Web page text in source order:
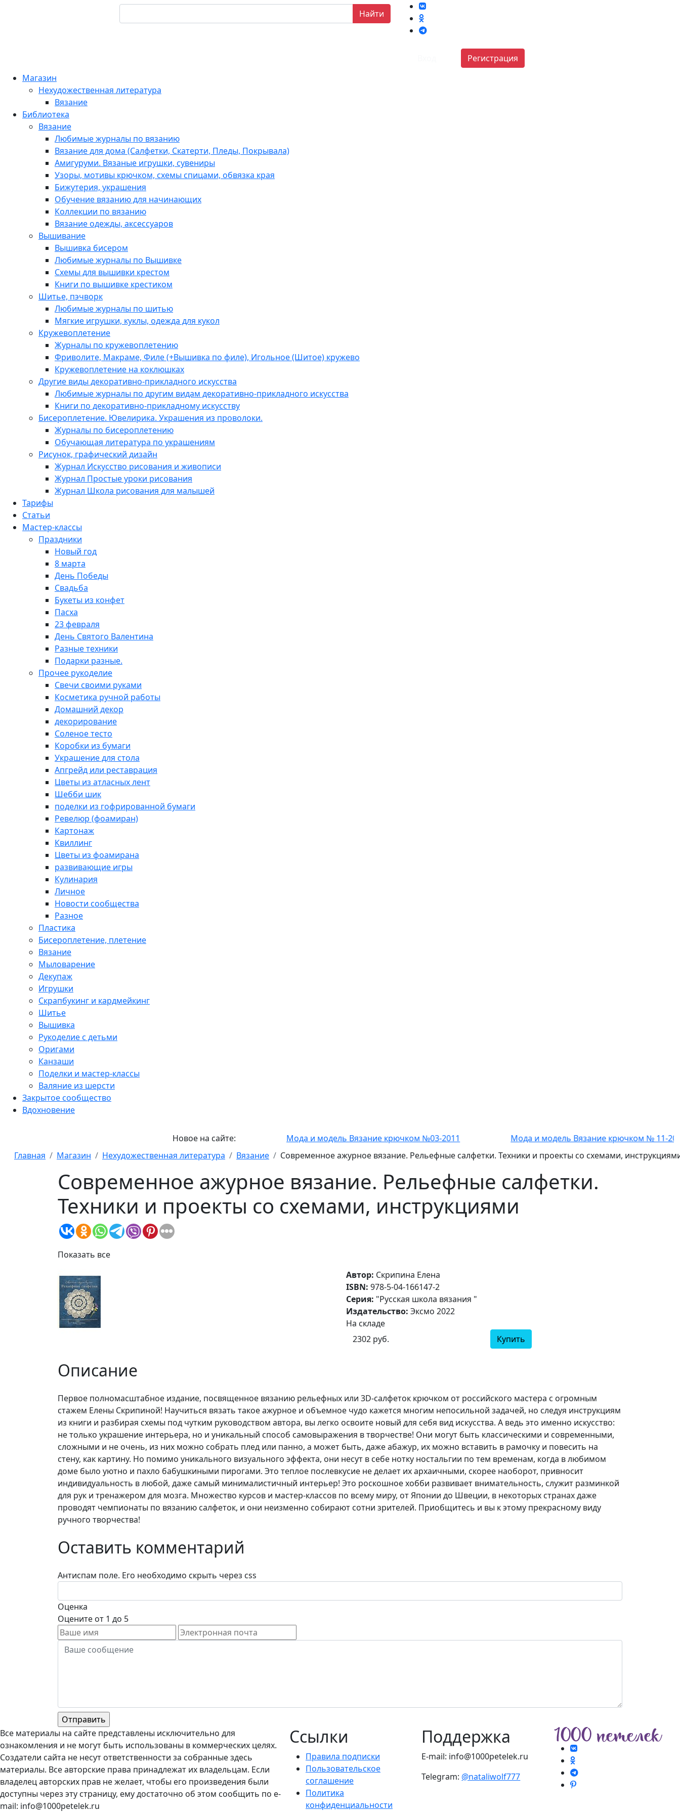
Найти
Регистрация
Магазин
Нехудожественная литература
Вязание
Библиотека
Вязание
Любимые журналы по вязанию
Вязание для дома (Салфетки, Скатерти, Пледы, Покрывала)
Амигуруми. Вязаные игрушки, сувениры
Узоры, мотивы крючком, схемы спицами, обвязка края
Бижутерия, украшения
Обучение вязанию для начинающих
Коллекции по вязанию
Вязание одежды, аксессуаров
Вышивание
Вышивка бисером
Любимые журналы по Вышивке
Схемы для вышивки крестом
Книги по вышивке крестиком
Шитье, пэчворк
Любимые журналы по шитью
Мягкие игрушки, куклы, одежда для кукол
Кружевоплетение
Журналы по кружевоплетению
Фриволите, Макраме, Филе (+Вышивка по филе), Игольное (Шитое) кружево
Кружевоплетение на коклюшках
Другие виды декоративно-прикладного искусства
Любимые журналы по другим видам декоративно-прикладного искусства
Книги по декоративно-прикладному искусству
Бисероплетение. Ювелирика. Украшения из проволоки.
Журналы по бисероплетению
Обучающая литература по украшениям
Рисунок, графический дизайн
Журнал Искусство рисования и живописи
Журнал Простые уроки рисования
Журнал Школа рисования для малышей
Тарифы
Статьи
Мастер-классы
Праздники
Новый год
8 марта
День Победы
Свадьба
Букеты из конфет
Пасха
23 февраля
День Святого Валентина
Разные техники
Подарки разные.
Прочее рукоделие
Свечи своими руками
Косметика ручной работы
Домашний декор
декорирование
Соленое тесто
Коробки из бумаги
Украшение для стола
Апгрейд или реставрация
Цветы из атласных лент
Шебби шик
поделки из гофрированной бумаги
Ревелюр (фоамиран)
Картонаж
Квиллинг
Цветы из фоамирана
развивающие игры
Кулинария
Личное
Новости сообщества
Разное
Пластика
Бисероплетение, плетение
Вязание
Мыловарение
Декупаж
Игрушки
Скрапбукинг и кардмейкинг
Шитье
Вышивка
Рукоделие с детьми
Оригами
Канзаши
Поделки и мастер-классы
Валяние из шерсти
Закрытое сообщество
Вдохновение
Новое на сайте: Мода и модель Вязание крючком №03-2011
Мода и модель Вязание крючком № 11-2011
Главная
Магазин Нехудожественная литература Вязание Современное ажурное вязание. Рельефные салфетки. Техники и проекты со схемами,
Современное ажурное вязание. Рельефные салфетки.
Техники и проекты со схемами, инструкциями
Показать все
Автор: Скрипина Елена
ISBN: 978-5-04-166147-2
Серия: "Русская школа вязания "
Издательство: Эксмо 2022
На складе
2302 руб.
Купить
Описание
Первое полномасштабное издание, посвященное вязанию рельефных или 3D-салфеток крючком от российского мастера с огромным
стажем Елены Скрипиной! Научиться вязать такое ажурное и объемное чудо кажется многим непосильной задачей, но следуя инструкциям
из книги и разбирая схемы под чутким руководством автора, вы легко освоите новый для себя вид искусства. А ведь это именно искусство:
не только украшение интерьера, но и уникальный способ самовыражения в творчестве! Они могут быть классическими и современными,
сложными и не очень, из них можно собрать плед или панно, а может быть, даже абажур, их можно вставить в рамочку и повесить на
стену, как картину. Но помимо уникального визуального эффекта, они несут в себе нотку ностальгии по тем временам, когда в любимом
доме было уютно и пахло бабушкиными пирогами. Это теплое послевкусие не делает их архаичными, скорее наоборот, привносит
индивидуальность в любой, даже самый минималистичный интерьер! Это роскошное хобби развивает внимательность, служит разминкой
для рук и тренажером для мозга. Множество курсов и мастер-классов по всему миру, от Японии до Швеции, в некоторых странах даже
проводят чемпионаты по вязанию салфеток, и они неизменно собирают сотни зрителей. Приобщитесь и вы к этому прекрасному виду
ручного творчества!
Оставить комментарий
Антиспам поле. Его необходимо скрыть через css
Оценка
Оцените от 1 до 5
Все материалы на сайте представлены исключительно для
ознакомления и не могут быть использованы в коммерческих целях.
Создатели сайта не несут ответственности за собранные здесь
материалы. Все авторские права принадлежат их владельцам. Если
владелец авторских прав не желает, чтобы его произведения были
доступны через эту страницу, ему достаточно об этом сообщить по e-
mail: info@1000petelek.ru
Ссылки
Правила подписки
Пользовательское
соглашение
Политика
конфиденциальности
Поддержка
E-mail: info@1000petelek.ru
Telegram: @nataliwolf777